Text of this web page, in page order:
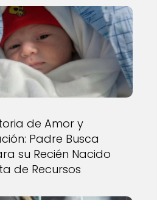
de Amor y
Padre Busca
su Recién Nacido
de Recursos